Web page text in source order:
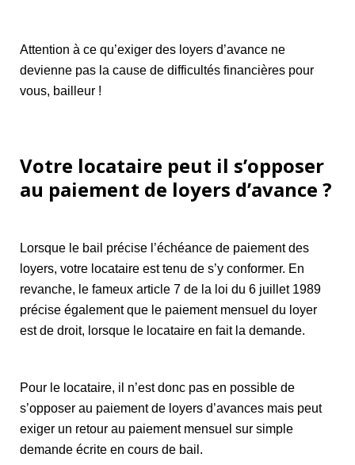
Attention à ce qu’exiger des loyers d’avance ne
devienne pas la cause de difficultés financières pour
vous, bailleur !
Votre locataire peut il s’opposer
au paiement de loyers d’avance ?
Lorsque le bail précise l’échéance de paiement des
loyers, votre locataire est tenu de s’y conformer. En
revanche, le fameux article 7 de la loi du 6 juillet 1989
précise également que le paiement mensuel du loyer
est de droit, lorsque le locataire en fait la demande.
Pour le locataire, il n’est donc pas en possible de
s’opposer au paiement de loyers d’avances mais peut
exiger un retour au paiement mensuel sur simple
demande écrite en cours de bail.